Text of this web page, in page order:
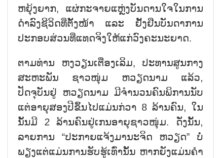
ຫຍຸ້ງຍາກ, ແຜ່ກະຈາຍແຫຼ່ງບັນດານໃຈໃນການ
ດຳລົງຊີວິດທີ່ຕັ້ງໜ້າ ແລະ ຢັ້ງຢືນບັນດາການ
ປະກອບສ່ວນທີ່ແທດຈິງໃຫ້ແກ່ວົງຄະນະຍາດ.
ຕາມທ່ານ ຫງວຽນເຕື່ອງເລິມ, ປະທານສູນກາງ
ສະຫະພັນ ຊາວໜຸ່ມ ຫວຽດນາມ ແລ້ວ,
ປັດຈຸບັນຢູ່ ຫວຽດນາມ ມີຈຳນວນຄົນພິການນັບ
ແຕ່ອາຍຸສອງປີຂຶ້ນໄປແມ່ນກ່ວາ 8 ລ້ານຄົນ, ໃນ
ນັ້ນມີ 2 ລ້ານຄົນຢູ່ເກນອາຍຸຊາວໜຸ່ມ. ດັ່ງນັ້ນ,
ລາຍການ “ປະກາຍແຈ້ງມານະຈິດ ຫວຽດ” ບໍ່
ພຽງແຕ່ແມ່ນການຮັບຮູ້ເທົ່ານັ້ນ ຫາກຍັງແມ່ນຄຳ